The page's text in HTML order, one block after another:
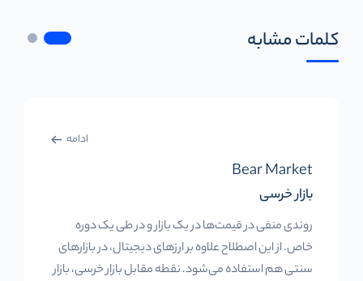
کلمات مشابه
ادامه
Bear Market
بازار خرسی
روندی منفی در قیمت‌ها در یک بازار و در طی یک دوره
خاص. از این اصطلاح علاوه بر ارزهای دیجیتال، در بازارهای
سنتی هم استفاده می‌شود. نقطه مقابل بازار خرسی، بازار